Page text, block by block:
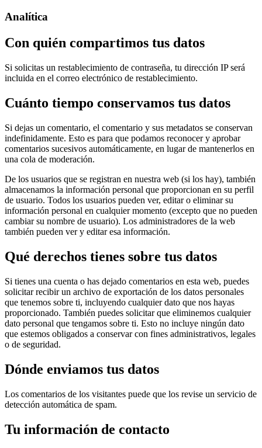
Analítica
Con quién compartimos tus datos
Si solicitas un restablecimiento de contraseña, tu dirección IP será
incluida en el correo electrónico de restablecimiento.
Cuánto tiempo conservamos tus datos
Si dejas un comentario, el comentario y sus metadatos se conservan
indefinidamente. Esto es para que podamos reconocer y aprobar
comentarios sucesivos automáticamente, en lugar de mantenerlos en
una cola de moderación.
De los usuarios que se registran en nuestra web (si los hay), también
almacenamos la información personal que proporcionan en su perfil
de usuario. Todos los usuarios pueden ver, editar o eliminar su
información personal en cualquier momento (excepto que no pueden
cambiar su nombre de usuario). Los administradores de la web
también pueden ver y editar esa información.
Qué derechos tienes sobre tus datos
Si tienes una cuenta o has dejado comentarios en esta web, puedes
solicitar recibir un archivo de exportación de los datos personales
que tenemos sobre ti, incluyendo cualquier dato que nos hayas
proporcionado. También puedes solicitar que eliminemos cualquier
dato personal que tengamos sobre ti. Esto no incluye ningún dato
que estemos obligados a conservar con fines administrativos, legales
o de seguridad.
Dónde enviamos tus datos
Los comentarios de los visitantes puede que los revise un servicio de
detección automática de spam.
Tu información de contacto